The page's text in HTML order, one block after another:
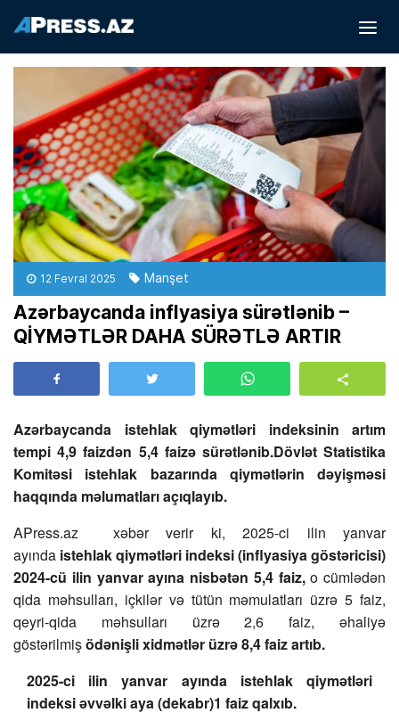
12 Fevral 2025 Manşet
Azərbaycanda inflyasiya sürətlənib –
QİYMƏTLƏR DAHA SÜRƏTLƏ ARTIR
Azərbaycanda istehlak qiymətləri indeksinin artım
tempi 4,9 faizdən 5,4 faizə sürətlənib.Dövlət Statistika
Komitəsi istehlak bazarında qiymətlərin dəyişməsi
haqqında məlumatları açıqlayıb.
APress.az xəbər verir ki, 2025-ci ilin yanvar
ayında istehlak qiymətləri indeksi (inflyasiya göstəricisi)
2024-cü ilin yanvar ayına nisbətən 5,4 faiz,o cümlədən
qida məhsulları, içkilər və tütün məmulatları üzrə 5 faiz,
qeyri-qida məhsulları üzrə 2,6 faiz, əhaliyə
göstərilmişödənişli xidmətlər üzrə 8,4 faiz artıb.
2025-ci ilin yanvar ayında istehlak qiymətləri
indeksi əvvəlki aya (dekabr)1 faiz qalxıb.